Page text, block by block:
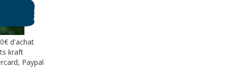
d'achat
kraft
Paypal